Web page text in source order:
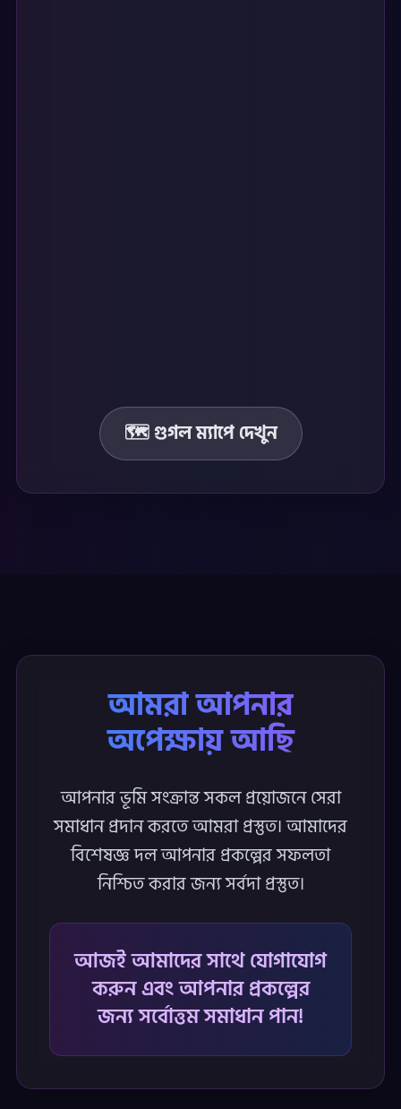
🗺️ গুগল ম্যাপে দেখুন
আমরা আপনার
অপেক্ষায় আছি
আপনার ভূমি সংক্রান্ত সকল প্রয়োজনে সেরা
সমাধান প্রদান করতে আমরা প্রস্তুত। আমাদের
বিশেষজ্ঞ দল আপনার প্রকল্পের সফলতা
নিশ্চিত করার জন্য সর্বদা প্রস্তুত।
আজই আমাদের সাথে যোগাযোগ
করুন এবং আপনার প্রকল্পের
জন্য সর্বোত্তম সমাধান পান!